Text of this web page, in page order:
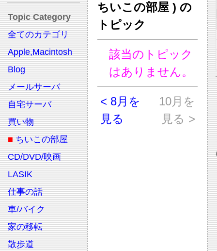
Topic Category
全てのカテゴリ
Apple,Macintosh
Blog
メールサーバ
自宅サーバ
買い物
■ ちいこの部屋
CD/DVD/映画
LASIK
仕事の話
車/バイク
家の移転
散歩道
ちいこの部屋 ) の
トピック
該当のトピック
はありません。
< 8月を
見る
10月を
見る >